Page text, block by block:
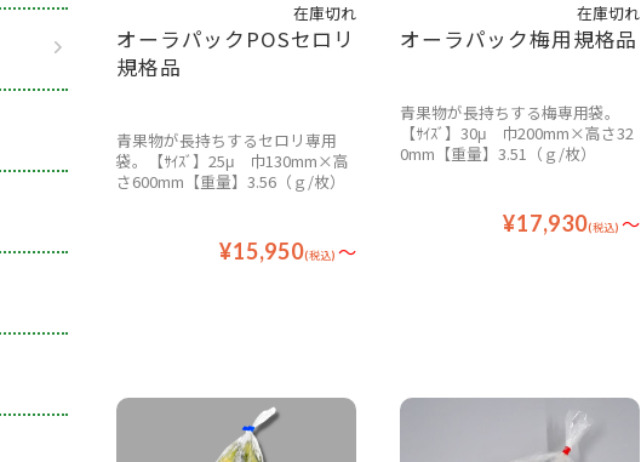
在庫切れ
オーラパックPOSセロリ
規格品
¥15,950(税込) ～
青果物が長持ちするセロリ専用
袋。【ｻｲｽﾞ】25μ 巾130mm×高
さ600mm【重量】3.56（ｇ/枚）
在庫切れ
オーラパック梅用規格品
¥17,930(税込) ～
青果物が長持ちする梅専用袋。
【ｻｲｽﾞ】30μ 巾200mm×高さ32
0mm【重量】3.51（ｇ/枚）